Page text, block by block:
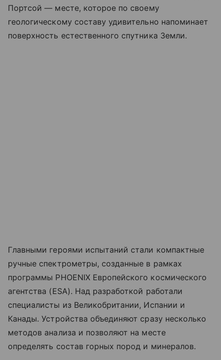
Портсой — месте, которое по своему
геологическому составу удивительно напоминает
поверхность естественного спутника Земли.
Главными героями испытаний стали компактные
ручные спектрометры, созданные в рамках
программы PHOENIX Европейского космического
агентства (ESA). Над разработкой работали
специалисты из Великобритании, Испании и
Канады. Устройства объединяют сразу несколько
методов анализа и позволяют на месте
определять состав горных пород и минералов.